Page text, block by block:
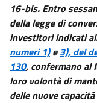
16-bis. Entro
della legge di
investitori indicati
numeri 1)e3), del
130, confermano al
loro volontà di
delle nuove